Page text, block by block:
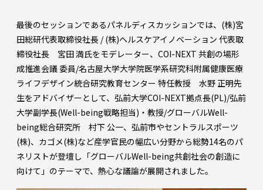
最後のセッションであるパネルディスカッションでは、(株)宮
田総研代表取締役社長 / (株)ヘルスケアイノベーション 代表取
締役社長 宮田 満氏をモデレーター、COI-NEXT 共創の場形
成推進会議 委員/名古屋大学大学院医学系研究科附属健康医療
ライフデザイン統合研究教育センター 特任教授 水野 正明先
生をアドバイザーとして、弘前大学COI-NEXT拠点長(PL)/弘前
大学副学長(Well-being戦略担当)・教授/グローバルWell-
being総合研究所 村下 公一、弘前市やセントラルスポーツ
(株)、カゴメ(株)など産学官民の幅広い分野から総勢14名のパ
ネリストが登壇し「グローバルWell-being共創社会の創造に
向けて」のテーマで、熱心な議論が展開されました。